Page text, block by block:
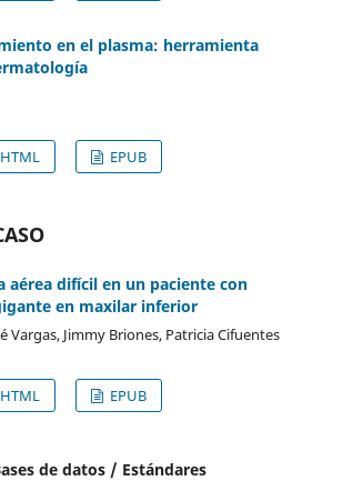
en el plasma: herramienta
HTML EPUB
aérea difícil en un paciente con
en maxilar inferior
Vargas, Jimmy Briones, Patricia Cifuentes
HTML EPUB
de datos / Estándares